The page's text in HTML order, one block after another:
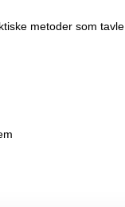
metoder som tavle